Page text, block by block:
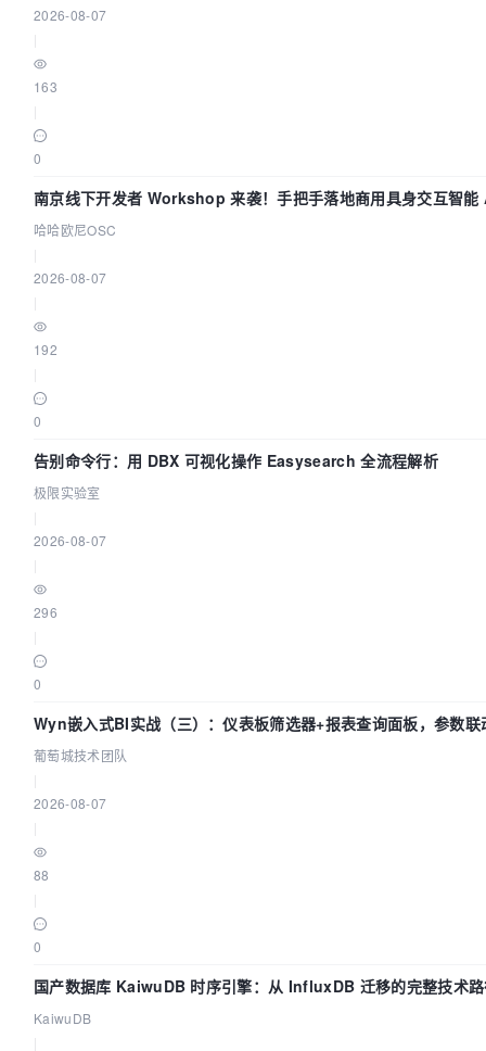
2026-08-07
163
0
南京线下开发者 Workshop 来袭！手把手落地商用具身交互智
哈哈欧尼OSC
2026-08-07
192
0
告别命令行：用 DBX 可视化操作 Easysearch 全流程解析
极限实验室
2026-08-07
296
0
Wyn嵌入式BI实战（三）：仪表板筛选器+报表查询面板，参数联
葡萄城技术团队
2026-08-07
88
0
国产数据库 KaiwuDB 时序引擎：从 InfluxDB 迁移的完整技术
KaiwuDB